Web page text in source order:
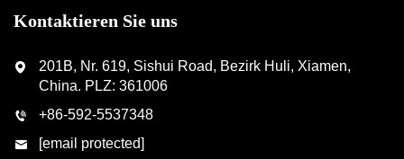
Kontaktieren Sie uns
201B, Nr. 619, Sishui Road, Bezirk Huli, Xiamen,
China. PLZ: 361006
+86-592-5537348
[email protected]